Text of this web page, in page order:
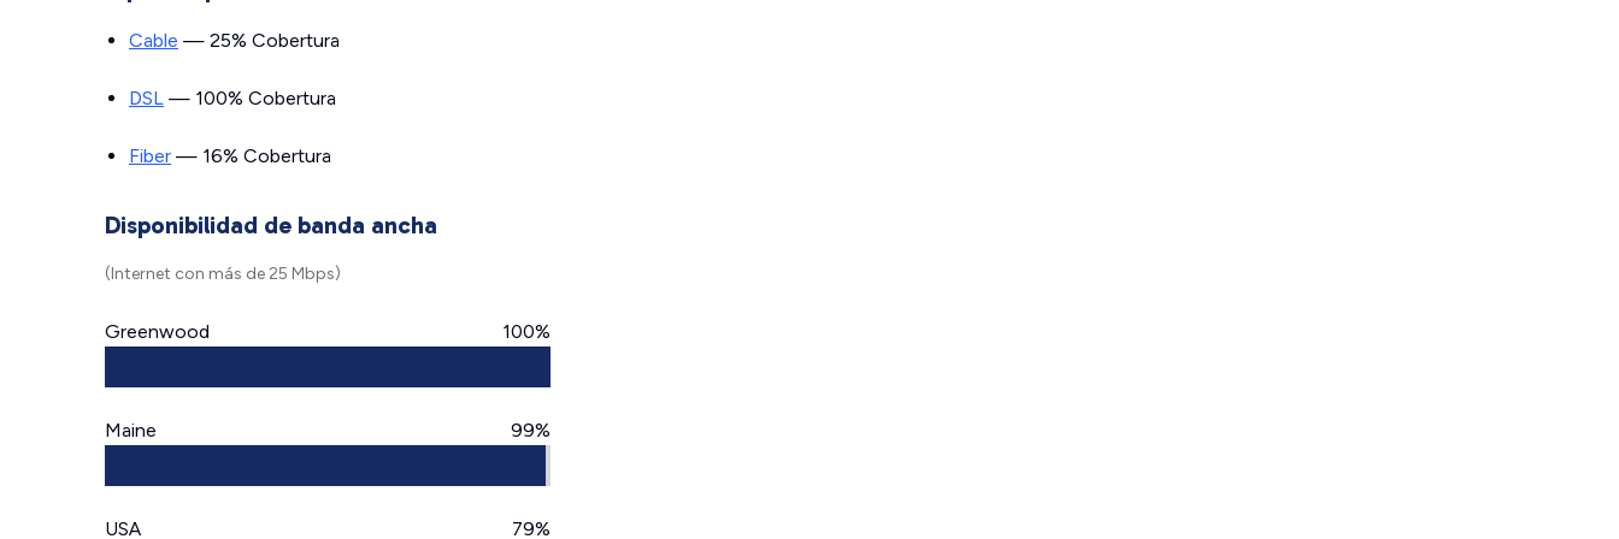
Cable — 25% Cobertura
DSL — 100% Cobertura
Fiber — 16% Cobertura
Disponibilidad de banda ancha
(Internet con más de 25 Mbps)
Greenwood 100%
Maine 99%
USA 79%